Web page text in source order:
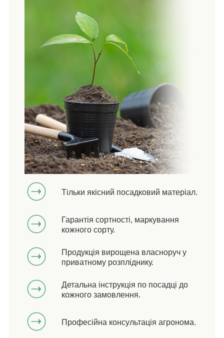
Тільки якісний посадковий матеріал.
Гарантія сортності, маркування
кожного сорту.
Продукція вирощена власноруч у
приватному розпліднику.
Детальна інструкція по посадці до
кожного замовлення.
Професійна консультація агронома.